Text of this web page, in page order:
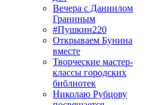
Вечера с Даниилом
Граниным
#Пушкин220
Открываем Бунина
вместе
Творческие мастер-
классы городских
библиотек
Николаю Рубцову